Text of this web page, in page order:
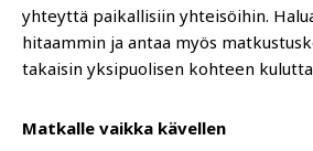
yhteyttä paikallisiin yhteisöihin.
hitaammin ja antaa myös
takaisin yksipuolisen kohteen
Matkalle vaikka kävellen